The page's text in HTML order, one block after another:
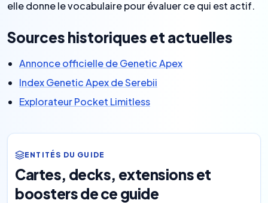
elle donne le vocabulaire pour évaluer ce qui est actif.
Sources historiques et actuelles
Annonce officielle de Genetic Apex
Index Genetic Apex de Serebii
Explorateur Pocket Limitless
ENTITÉS DU GUIDE
Cartes, decks, extensions et
boosters de ce guide